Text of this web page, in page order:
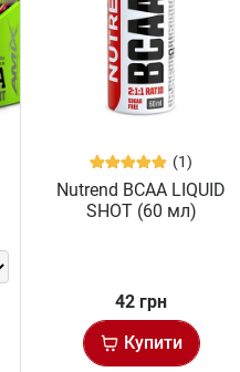
(1)
Nutrend BCAA LIQUID
SHOT (60 мл)
42 грн
Купити